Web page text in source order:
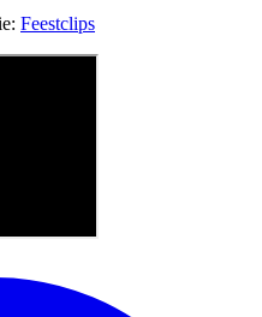
Feestclips